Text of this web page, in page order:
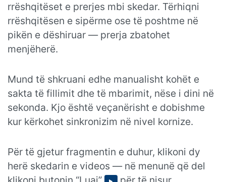
rrëshqitëset e prerjes mbi skedar. Tërhiqni
rrëshqitësen e sipërme ose të poshtme në
pikën e dëshiruar — prerja zbatohet
menjëherë.
Mund të shkruani edhe manualisht kohët e
sakta të fillimit dhe të mbarimit, nëse i dini në
sekonda. Kjo është veçanërisht e dobishme
kur kërkohet sinkronizim në nivel kornize.
Për të gjetur fragmentin e duhur, klikoni dy
herë skedarin e videos — në menunë që del